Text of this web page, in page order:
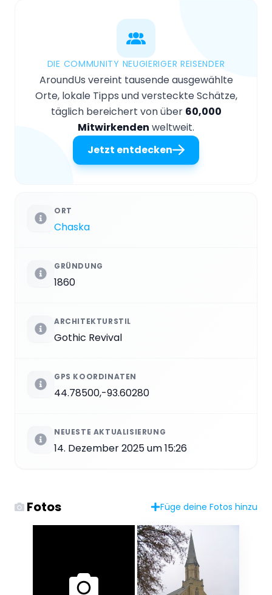
DIE COMMUNITY NEUGIERIGER REISENDER
AroundUs vereint tausende ausgewählte
Orte, lokale Tipps und versteckte Schätze,
täglich bereichert von über 60,000
Mitwirkenden weltweit.
Jetzt entdecken
ORT
Chaska
GRÜNDUNG
1860
ARCHITEKTURSTIL
Gothic Revival
GPS KOORDINATEN
44.78500,-93.60280
NEUESTE AKTUALISIERUNG
14. Dezember 2025 um 15:26
Fotos Füge deine Fotos hinzu